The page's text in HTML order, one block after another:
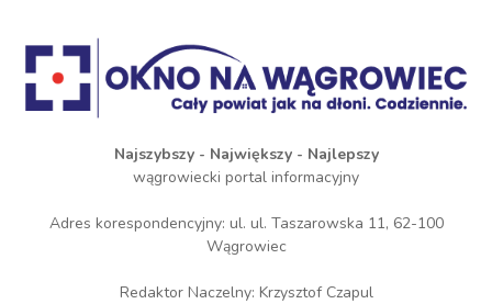
Najszybszy - Największy - Najlepszy
wągrowiecki portal informacyjny
Adres korespondencyjny: ul. ul. Taszarowska 11, 62-100
Wągrowiec
Redaktor Naczelny: Krzysztof Czapul